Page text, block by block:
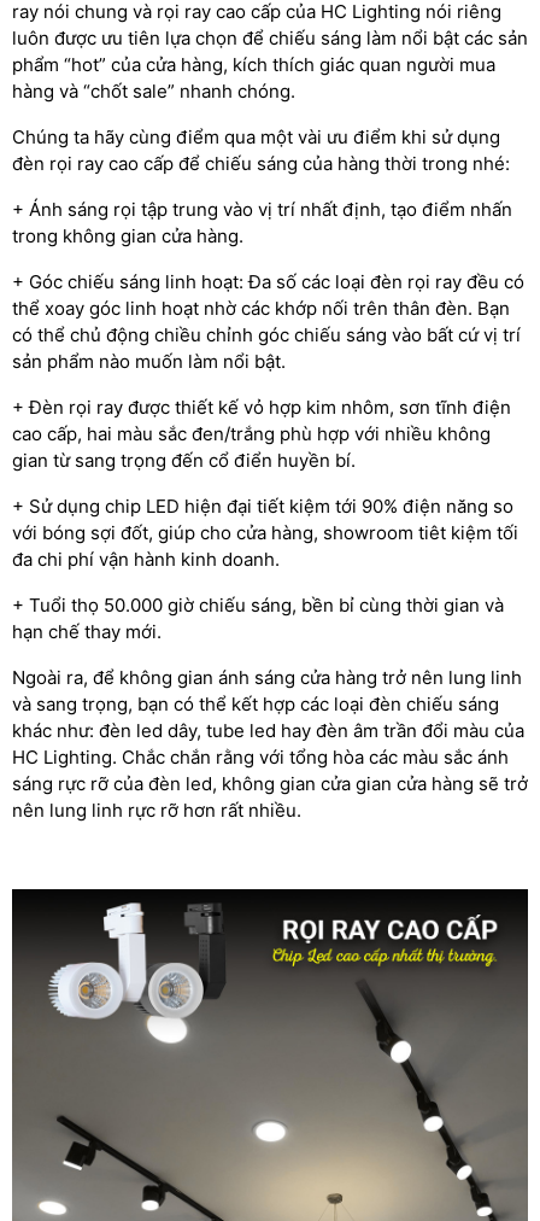
ray nói chung và rọi ray cao cấp của HC Lighting nói riêng
luôn được ưu tiên lựa chọn để chiếu sáng làm nổi bật các sản
phẩm “hot” của cửa hàng, kích thích giác quan người mua
hàng và “chốt sale” nhanh chóng.
Chúng ta hãy cùng điểm qua một vài ưu điểm khi sử dụng
đèn rọi ray cao cấp để chiếu sáng của hàng thời trong nhé:
+ Ánh sáng rọi tập trung vào vị trí nhất định, tạo điểm nhấn
trong không gian cửa hàng.
+ Góc chiếu sáng linh hoạt: Đa số các loại đèn rọi ray đều có
thể xoay góc linh hoạt nhờ các khớp nối trên thân đèn. Bạn
có thể chủ động chiều chỉnh góc chiếu sáng vào bất cứ vị trí
sản phẩm nào muốn làm nổi bật.
+ Đèn rọi ray được thiết kế vỏ hợp kim nhôm, sơn tĩnh điện
cao cấp, hai màu sắc đen/trắng phù hợp với nhiều không
gian từ sang trọng đến cổ điển huyền bí.
+ Sử dụng chip LED hiện đại tiết kiệm tới 90% điện năng so
với bóng sợi đốt, giúp cho cửa hàng, showroom tiêt kiệm tối
đa chi phí vận hành kinh doanh.
+ Tuổi thọ 50.000 giờ chiếu sáng, bền bỉ cùng thời gian và
hạn chế thay mới.
Ngoài ra, để không gian ánh sáng cửa hàng trở nên lung linh
và sang trọng, bạn có thể kết hợp các loại đèn chiếu sáng
khác như: đèn led dây, tube led hay đèn âm trần đổi màu của
HC Lighting. Chắc chắn rằng với tổng hòa các màu sắc ánh
sáng rực rỡ của đèn led, không gian cửa gian cửa hàng sẽ trở
nên lung linh rực rỡ hơn rất nhiều.